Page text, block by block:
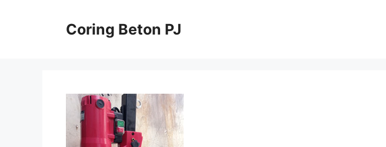
Coring Beton PJ